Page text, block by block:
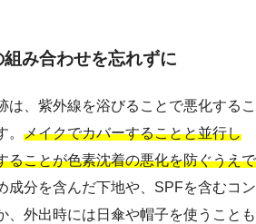
み合わせを忘れずに
は、紫外線を浴びることで悪化するこ
メイクでカバーすることと並行し
ることが色素沈着の悪化を防ぐうえで
成分を含んだ下地や、SPFを含むコン
、外出時には日傘や帽子を使うことも